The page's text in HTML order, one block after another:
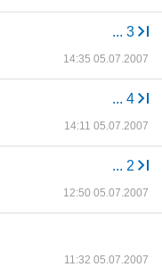
... 3
14:35 05.07.2007
... 4
14:11 05.07.2007
... 2
12:50 05.07.2007
11:32 05.07.2007